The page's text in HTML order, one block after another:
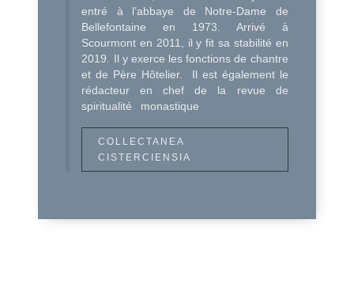
entré à l’abbaye de Notre-Dame de
Bellefontaine en 1973. Arrivé à
Scourmont en 2011, il y fit sa stabilité en
2019. Il y exerce les fonctions de chantre
et de Père Hôtelier. Il est également le
rédacteur en chef de la revue de
spiritualité monastique
COLLECTANEA
CISTERCIENSIA